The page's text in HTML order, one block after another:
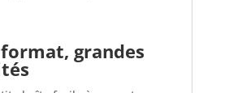
grandes